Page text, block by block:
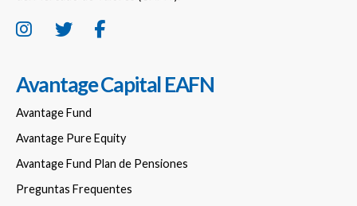
Avantage Capital EAFN
Avantage Fund
Avantage Pure Equity
Avantage Fund Plan de Pensiones
Preguntas Frequentes